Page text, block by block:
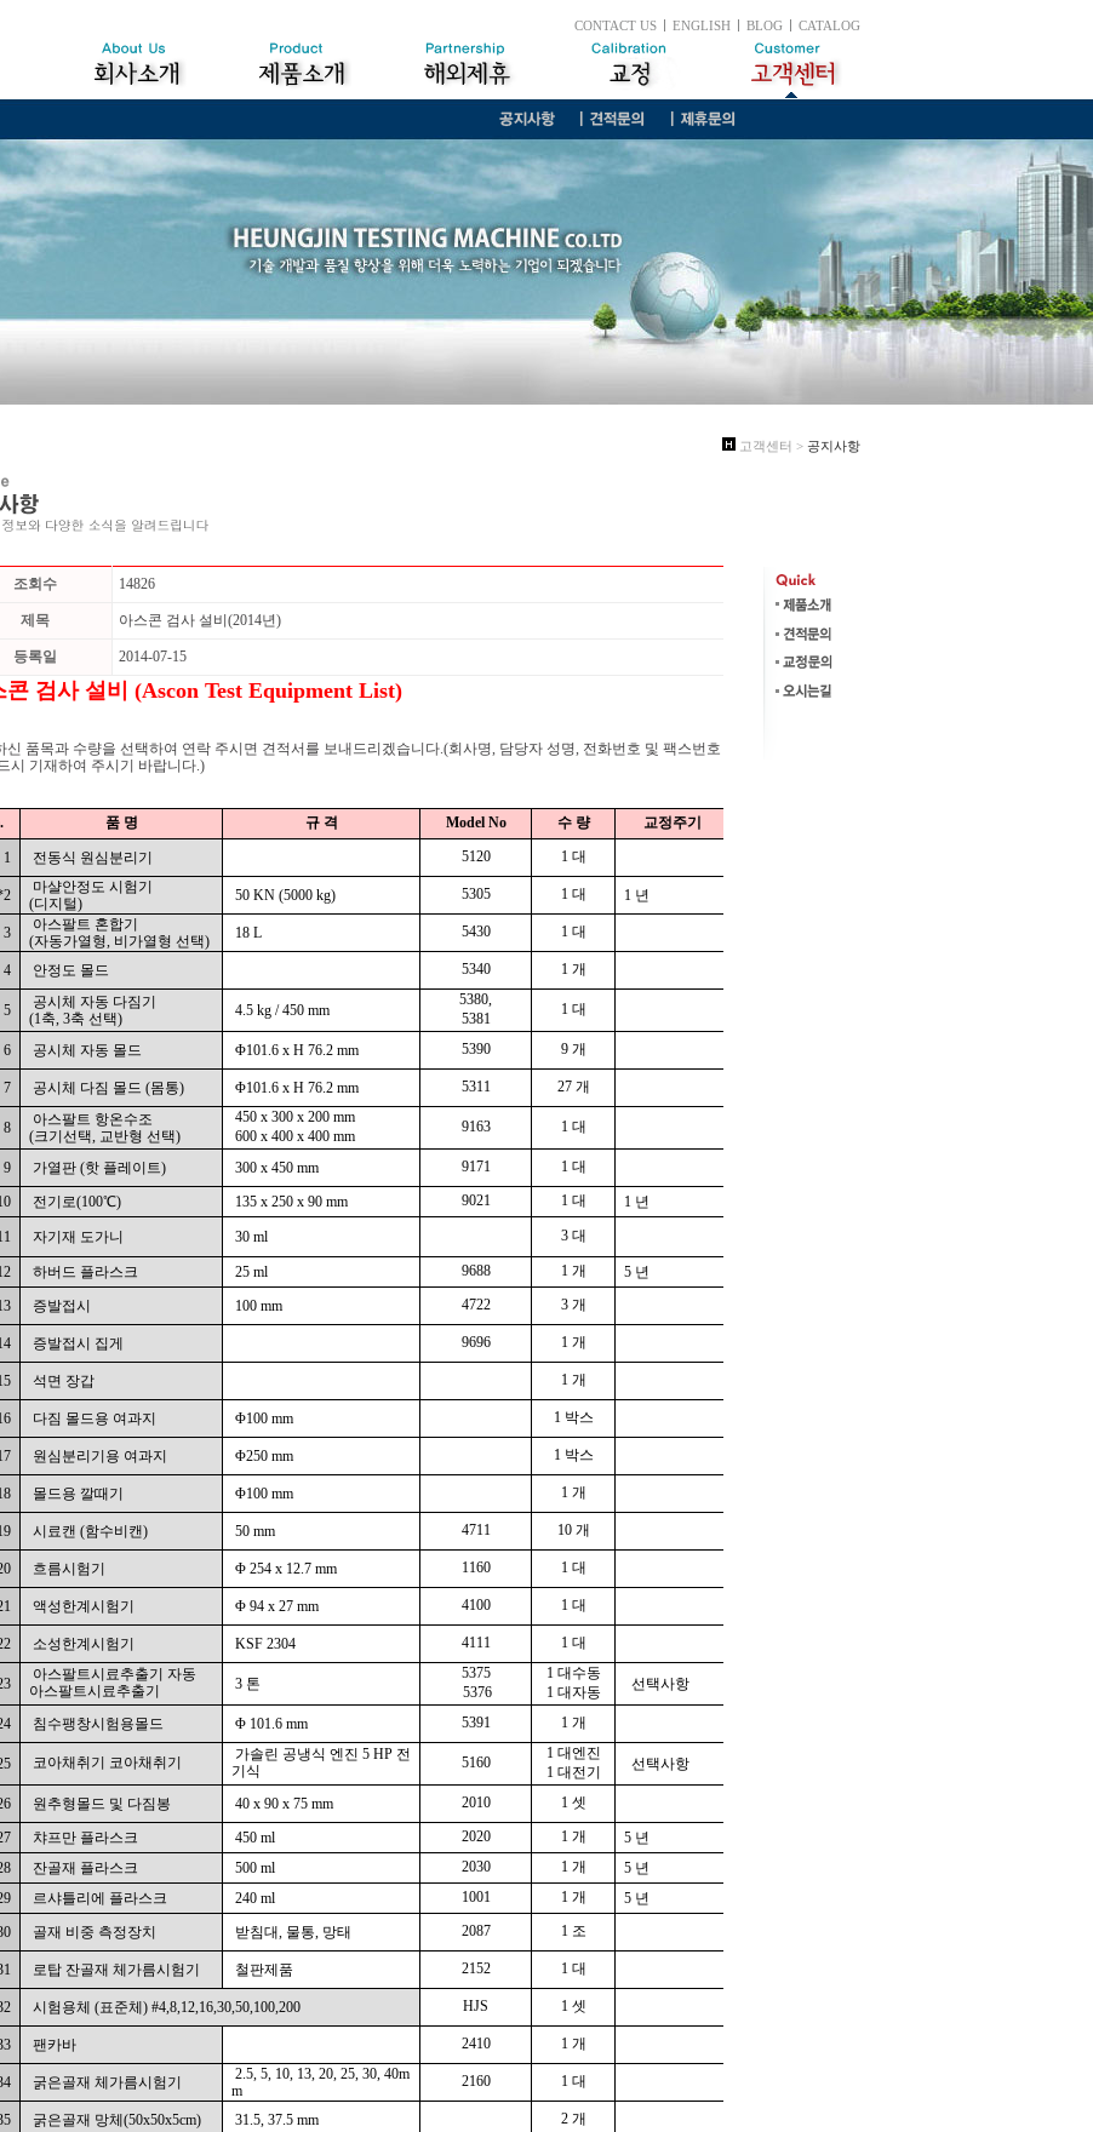
CONTACT US ENGLISH BLOG CATALOG
고객센터 > 공지사항
조회수 14826
제목 아스콘 검사 설비(2014년)
등록일 2014-07-15
콘 검사 설비 (Ascon Test Equipment List)
신 품목과 수량을 선택하여 연락 주시면 견적서를 보내드리겠습니다.(회사명, 담당자 성명, 전화번호 및 팩스번호
시 기재하여 주시기 바랍니다.)
품 명 규 격 Model No 수 량 교정주기
1 전동식 원심분리기 5120 1 대
마샬안정도 시험기
(디지털)
50 KN (5000 kg) 5305 1 대 1 년
3
아스팔트 혼합기
(자동가열형, 비가열형 선택)
18 L 5430 1 대
4 안정도 몰드 5340 1 개
5
공시체 자동 다짐기
(1축, 3축 선택)
4.5 kg / 450 mm
5380,
5381
1 대
6 공시체 자동 몰드 Φ101.6 x H 76.2 mm 5390 9 개
7 공시체 다짐 몰드 (몸통) Φ101.6 x H 76.2 mm 5311 27 개
8
아스팔트 항온수조
(크기선택, 교반형 선택)
450 x 300 x 200 mm
600 x 400 x 400 mm
9163 1 대
9 가열판 (핫 플레이트) 300 x 450 mm 9171 1 대
전기로(100℃) 135 x 250 x 90 mm 9021 1 대 1 년
자기재 도가니 30 ml 3 대
하버드 플라스크 25 ml 9688 1 개
5 년
증발접시 100 mm 4722 3 개
증발접시 집게 9696 1 개
석면 장갑 1 개
다짐 몰드용 여과지 Φ100 mm 1 박스
원심분리기용 여과지 Φ250 mm 1 박스
몰드용 깔때기 Φ100 mm 1 개
시료캔 (함수비캔) 50 mm 4711 10 개
흐름시험기 Φ 254 x 12.7 mm 1160 1 대
액성한계시험기 Φ 94 x 27 mm 4100 1 대
소성한계시험기 KSF 2304 4111 1 대
아스팔트시료추출기 자동
아스팔트시료추출기
3 톤
5375
5376
1 대수동
1 대자동
선택사항
침수팽창시험용몰드 Φ 101.6 mm 5391 1 개
코아채취기 코아채취기 가솔린 공냉식 엔진 5 HP전
기식
5160
1 대엔진
1 대전기
선택사항
원추형몰드 및 다짐봉 40 x 90 x 75 mm 2010 1 셋
챠프만 플라스크 450 ml 2020 1 개
5 년
잔골재 플라스크 500 ml 2030 1 개
5 년
르샤틀리에 플라스크 240 ml 1001 1 개
5 년
골재 비중 측정장치 받침대, 물통, 망태 2087 1 조
로탑 잔골재 체가름시험기 철판제품 2152 1 대
시험용체 (표준체) #4,8,12,16,30,50,100,200 HJS 1 셋
팬카바 2410 1 개
굵은골재 체가름시험기 2.5, 5, 10, 13,20, 25, 30, 40m
m
2160 1 대
굵은골재 망체(50x50x5cm) 31.5, 37.5 mm 2 개